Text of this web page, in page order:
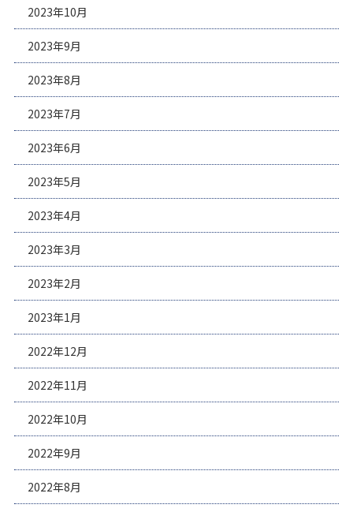
2023年10月
2023年9月
2023年8月
2023年7月
2023年6月
2023年5月
2023年4月
2023年3月
2023年2月
2023年1月
2022年12月
2022年11月
2022年10月
2022年9月
2022年8月